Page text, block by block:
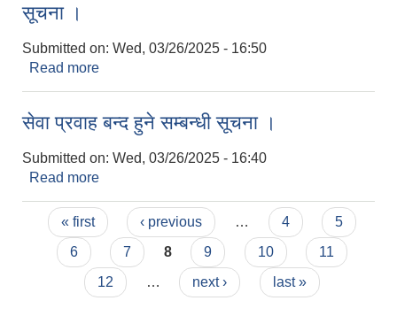
सूचना ।
Submitted on: Wed, 03/26/2025 - 16:50
Read more
सेवा प्रवाह बन्द हुने सम्बन्धी सूचना ।
Submitted on: Wed, 03/26/2025 - 16:40
Read more
Pages
« first ‹ previous … 4
5
6
7 8 9 10
11
12
… next › last »